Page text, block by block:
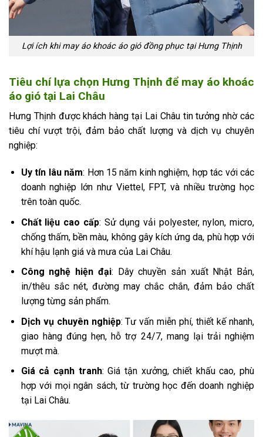
Lợi ích khi may áo khoác áo gió đồng phục tại Hưng Thịnh
Tiêu chí lựa chọn Hưng Thịnh để may áo khoác
áo gió tại Lai Châu
Hưng Thịnh được khách hàng tại Lai Châu tin tưởng nhờ các
tiêu chí vượt trội, đảm bảo chất lượng và dịch vụ chuyên
nghiệp:
Uy tín lâu năm: Hơn 15 năm kinh nghiệm, hợp tác với các
doanh nghiệp lớn như Viettel, FPT, và nhiều trường học
trên toàn quốc.
Chất liệu cao cấp: Sử dụng vải polyester, nylon, micro,
chống thấm, bền màu, không gây kích ứng da, phù hợp với
khí hậu lạnh giá và mưa của Lai Châu.
Công nghệ hiện đại: Dây chuyền sản xuất Nhật Bản,
in/thêu sắc nét, đường may chắc chắn, đảm bảo chất
lượng từng sản phẩm.
Dịch vụ chuyên nghiệp: Tư vấn miễn phí, thiết kế nhanh,
giao hàng đúng hẹn, hỗ trợ 24/7, mang lại trải nghiệm
mượt mà.
Giá cả cạnh tranh: Giá tận xưởng, chiết khấu cao, phù
hợp với mọi ngân sách, từ trường học đến doanh nghiệp
tại Lai Châu.